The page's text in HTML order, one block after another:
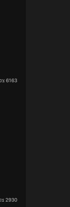
6163 צפיות
2930 צפיות